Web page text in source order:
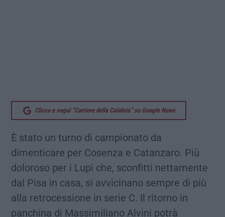
Clicca e segui “Corriere della Calabria” su Google News
È stato un turno di campionato da
dimenticare per Cosenza e Catanzaro. Più
doloroso per i Lupi che, sconfitti nettamente
dal Pisa in casa, si avvicinano sempre di più
alla retrocessione in serie C. Il ritorno in
panchina di Massimiliano Alvini potrà